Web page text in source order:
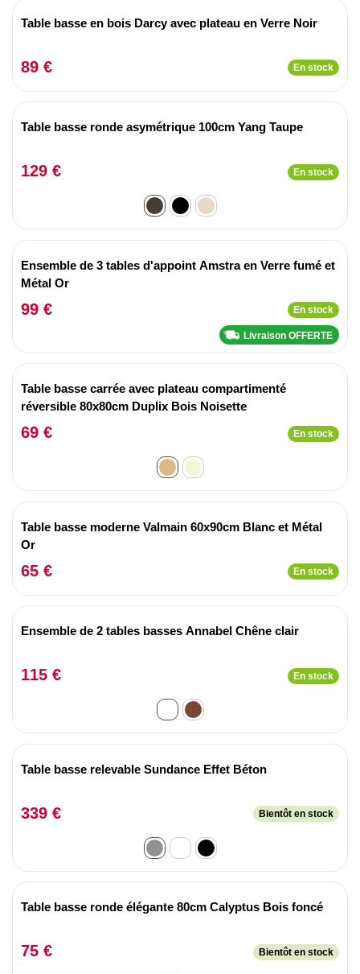
Table basse en bois Darcy avec plateau en Verre Noir
89 € En stock
Table basse ronde asymétrique 100cm Yang Taupe
129 € En stock
Ensemble de 3 tables d'appoint Amstra en Verre fumé et
Métal Or
99 € En stock
Livraison OFFERTE
Table basse carrée avec plateau compartimenté
réversible 80x80cm Duplix Bois Noisette
69 € En stock
Table basse moderne Valmain 60x90cm Blanc et Métal
Or
65 € En stock
Ensemble de 2 tables basses Annabel Chêne clair
115 € En stock
Table basse relevable Sundance Effet Béton
339 € Bientôt en stock
Table basse ronde élégante 80cm Calyptus Bois foncé
75 € Bientôt en stock